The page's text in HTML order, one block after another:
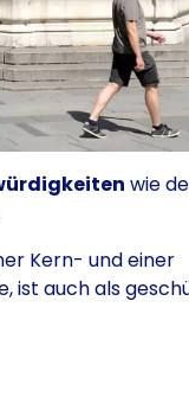
wie
Kern- und einer
ist auch als